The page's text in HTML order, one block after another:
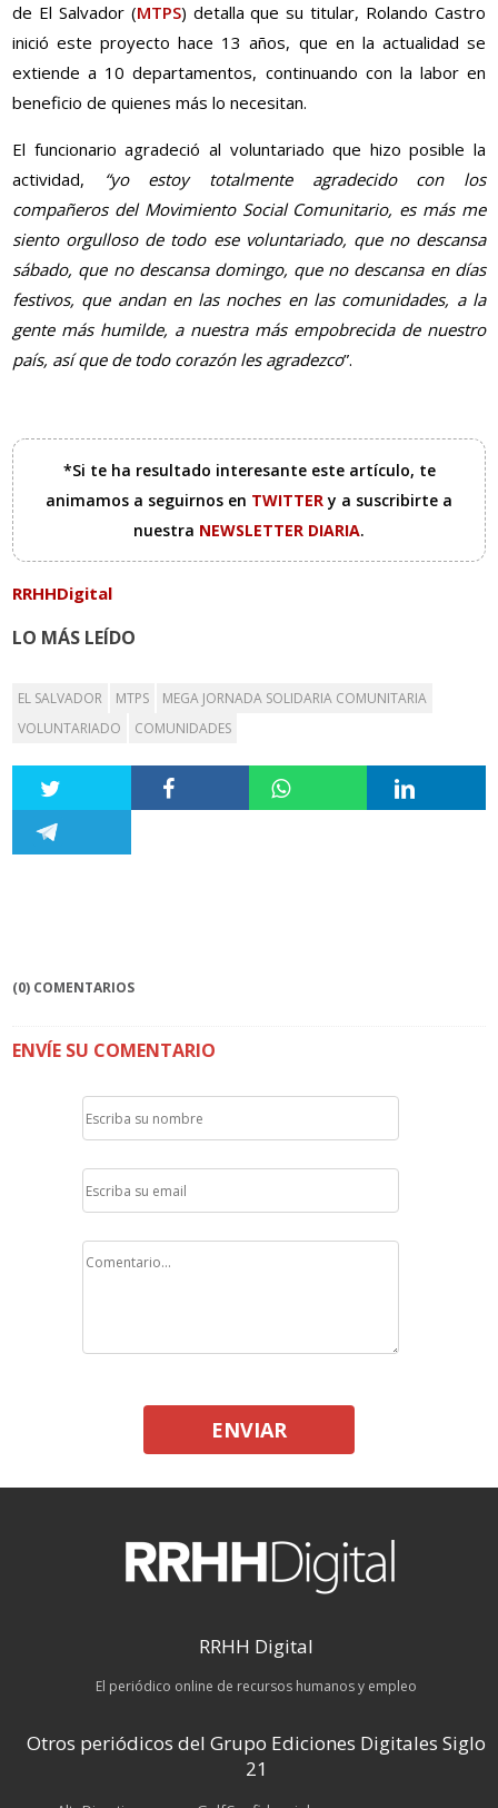
de El Salvador (MTPS) detalla que su titular, Rolando Castro
inició este proyecto hace 13 años, que en la actualidad se
extiende a 10 departamentos, continuando con la labor en
beneficio de quienes más lo necesitan.
El funcionario agradeció al voluntariado que hizo posible la
actividad,
“yo estoy totalmente agradecido con los
compañeros del Movimiento Social Comunitario, es más me
siento orgulloso de todo ese voluntariado, que no descansa
sábado, que no descansa domingo, que no descansa en días
festivos, que andan en las noches en las comunidades, a la
gente más humilde, a nuestra más empobrecida de nuestro
país, así que de todo corazón les agradezco”.
*Si te ha resultado interesante este artículo, te
animamos a seguirnos en TWITTERy a suscribirte a
nuestra NEWSLETTER DIARIA.
RRHHDigital
LO MÁS LEÍDO
EL SALVADOR MTPS
MEGA JORNADA SOLIDARIA COMUNITARIA
VOLUNTARIADO
COMUNIDADES
(0) COMENTARIOS
ENVÍE SU COMENTARIO
ENVIAR
RRHH Digital
El periódico online de recursos humanos y empleo
Otros periódicos del Grupo Ediciones Digitales Siglo
21